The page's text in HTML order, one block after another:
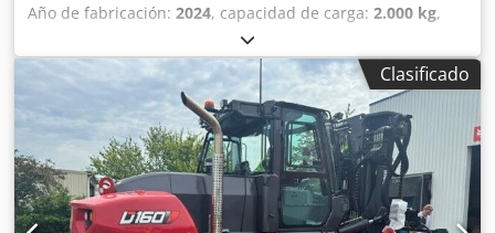
Año de fabricación: 2024, capacidad de carga: 2.000 kg,
4.730 mm, ascensor libre:
centro de carga:500 mm, tipo de combustible:eléctrico,
tipo de mástil:triple , altura de construcción:2.230 mm,
longitud de la horquilla:1.200 mm, tipo de motor:
Eléctrico, fabricante: Bobcat Crjdjxz Spwspfx Am Rof
Clasificado